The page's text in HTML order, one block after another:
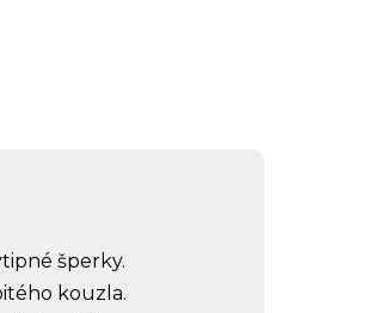
šperky.
kouzla.